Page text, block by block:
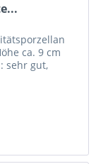
ca. 9 cm
sehr gut,